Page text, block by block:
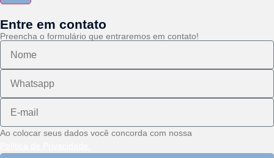
Entre em contato
Preencha o formulário que entraremos em contato!
Ao colocar seus dados você concorda com nossa